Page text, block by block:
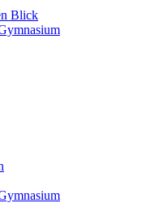
Blick